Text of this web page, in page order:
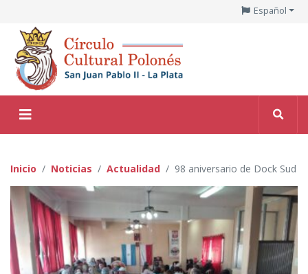
Español
Inicio Noticias Actualidad 98 aniversario de Dock Sud